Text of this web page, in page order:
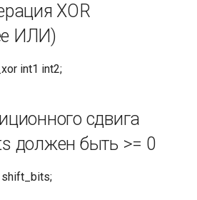
XOR
ИЛИ)
int1 int2;
сдвига
должен быть >= 0
shift_bits;